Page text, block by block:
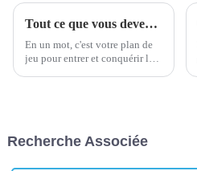
Tout ce que vous devez savoir sur l'image de marque
En un mot, c'est votre plan de
jeu pour entrer et conquérir le
messages...
Recherche Associée